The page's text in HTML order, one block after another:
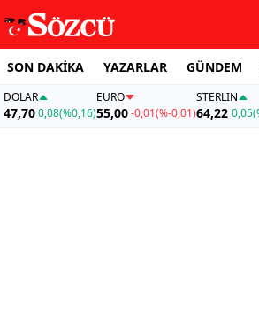
SON DAKİKA YAZARLAR GÜNDEM
DOLAR
47,700,08(%0,16)
EURO
55,00 -0,01(%-0,01)
STERLIN
64,22 0,05